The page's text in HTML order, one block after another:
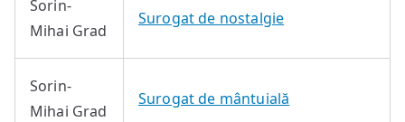
Sorin-
Mihai Grad
Surogat de nostalgie
Sorin-
Mihai Grad
Surogat de mântuială